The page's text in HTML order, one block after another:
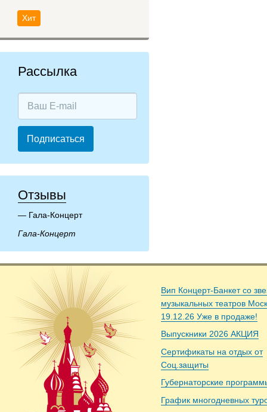
Хит
Рассылка
Подписаться
Отзывы
Гала-Концерт
Гала-Концерт
Вип Концерт-Банкет со
музыкальных театров
19.12.26 Уже в продаже!
Выпускники 2026 АКЦИЯ
Сертификаты на отдых от
Соц.защиты
Губернаторские
График многодневных